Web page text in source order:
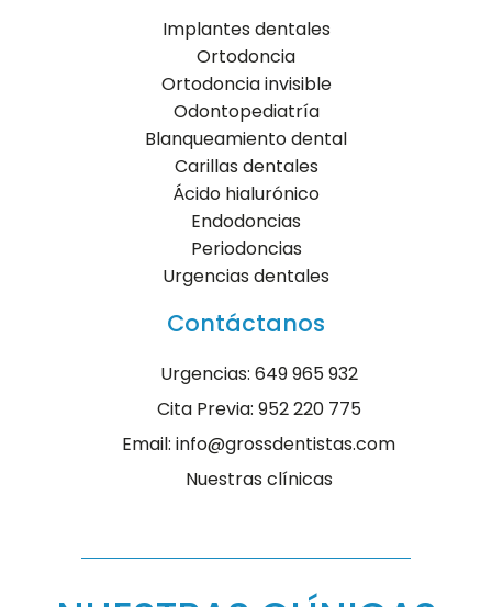
Implantes dentales
Ortodoncia
Ortodoncia invisible
Odontopediatría
Blanqueamiento dental
Carillas dentales
Ácido hialurónico
Endodoncias
Periodoncias
Urgencias dentales
Contáctanos
Urgencias: 649 965 932
Cita Previa: 952 220 775
Email: info@grossdentistas.com
Nuestras clínicas